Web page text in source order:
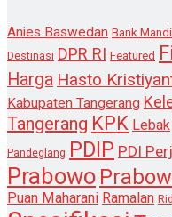
Anies Baswedan Bank
Destinasi DPR RI Featured
Harga Hasto
Kabupaten Tangerang
Tangerang KPK Lebak
Pandeglang PDIP PDI
Prabowo
Puan Maharani Ramalan